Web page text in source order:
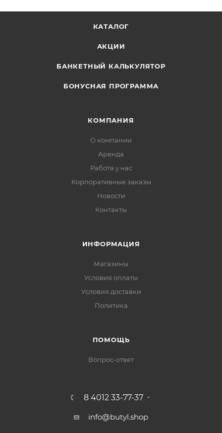
КАТАЛОГ
АКЦИИ
БАНКЕТНЫЙ КАЛЬКУЛЯТОР
БОНУСНАЯ ПРОГРАММА
КОМПАНИЯ
О компании
Аренда
Работа у нас
Корпоративные заказы
Новости
Контакты
ИНФОРМАЦИЯ
Магазины
Условия оплаты
Условия доставки
Политика
ПОМОЩЬ
Вопрос-ответ
8 4012 33-77-37
info@butyl.shop